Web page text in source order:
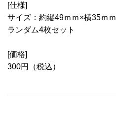
[仕様]
サイズ：約縦49ｍｍ×横35ｍｍ
ランダム4枚セット
[価格]
300円（税込）